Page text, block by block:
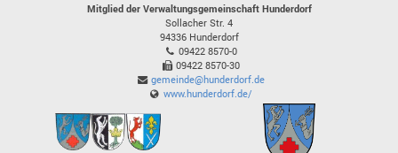
Mitglied der Verwaltungsgemeinschaft Hunderdorf
Sollacher Str. 4
94336 Hunderdorf
09422 8570-0
09422 8570-30
gemeinde@hunderdorf.de
www.hunderdorf.de/